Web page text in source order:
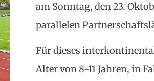
am Sonntag, den 23.
parallelen
Für dieses
Alter von 8-11 Jahren, in